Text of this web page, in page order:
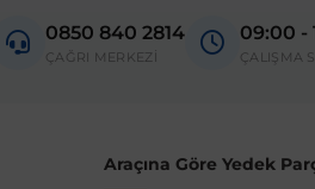
0850 840 2814
ÇAĞRI MERKEZİ
09:00 -
ÇALIŞMA
Araçına Göre Yedek